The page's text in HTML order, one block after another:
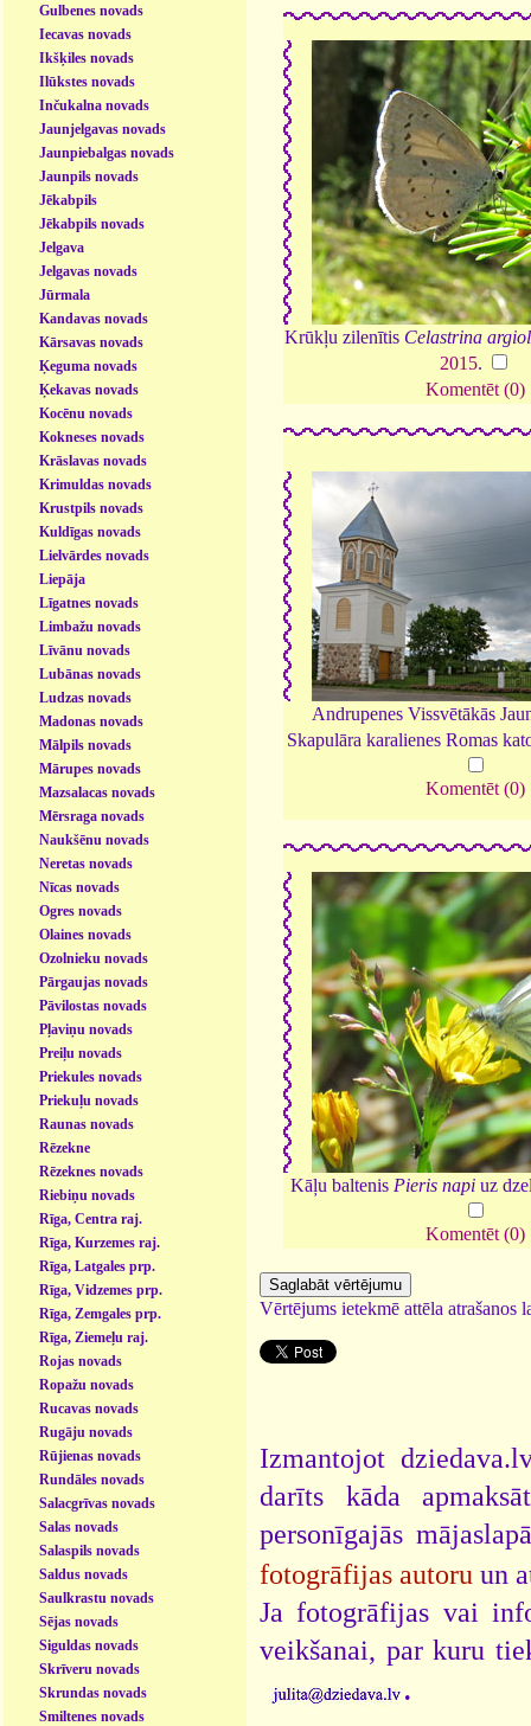
Gulbenes novads
Iecavas novads
Ikšķiles novads
Ilūkstes novads
Inčukalna novads
Jaunjelgavas novads
Jaunpiebalgas novads
Jaunpils novads
Jēkabpils
Jēkabpils novads
Jelgava
Jelgavas novads
Jūrmala
Kandavas novads
Kārsavas novads
Ķeguma novads
Ķekavas novads
Kocēnu novads
Kokneses novads
Krāslavas novads
Krimuldas novads
Krustpils novads
Kuldīgas novads
Lielvārdes novads
Liepāja
Līgatnes novads
Limbažu novads
Līvānu novads
Lubānas novads
Ludzas novads
Madonas novads
Mālpils novads
Mārupes novads
Mazsalacas novads
Mērsraga novads
Naukšēnu novads
Neretas novads
Nīcas novads
Ogres novads
Olaines novads
Ozolnieku novads
Pārgaujas novads
Pāvilostas novads
Pļaviņu novads
Preiļu novads
Priekules novads
Priekuļu novads
Raunas novads
Rēzekne
Rēzeknes novads
Riebiņu novads
Rīga, Centra raj.
Rīga, Kurzemes raj.
Rīga, Latgales prp.
Rīga, Vidzemes prp.
Rīga, Zemgales prp.
Rīga, Ziemeļu raj.
Rojas novads
Ropažu novads
Rucavas novads
Rugāju novads
Rūjienas novads
Rundāles novads
Salacgrīvas novads
Salas novads
Salaspils novads
Saldus novads
Saulkrastu novads
Sējas novads
Siguldas novads
Skrīveru novads
Skrundas novads
Smiltenes novads
Krūkļu zilenītis Celastrina
2015.
Komentēt (0)
Andrupenes Vissvētākās
Skapulāra karalienes Romas
Komentēt (0)
Kāļu baltenis Pieris napi uz
Komentēt (0)
Vērtējums ietekmē attēla atrašanos
Izmantojot
darīts kāda
personīgajās
fotogrāfijas autoru un
Ja fotogrāfijas vai
veikšanai, par kuru
.